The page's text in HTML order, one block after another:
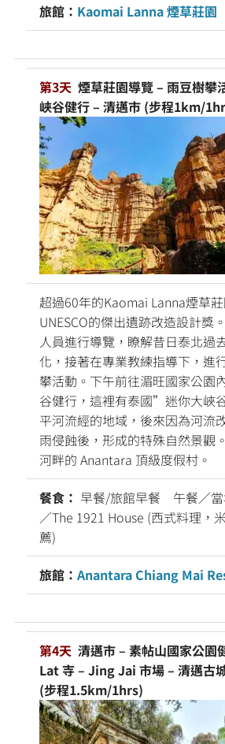
旅館： Kaomai Lanna 煙草莊園
第3天 煙草莊園導覽 – 雨豆樹攀
峽谷健行 – 清邁市 (步程1km/
超過60年的Kaomai Lanna煙草
UNESCO的傑出遺跡改造設計獎
人員進行導覽，瞭解昔日泰北過
化，接著在專業教練指導下，進
攀活動。下午前往湄旺國家公園
谷健行，這裡有泰國”迷你大峽
平河流經的地域，後來因為河流
雨侵蝕後，形成的特殊自然景觀
河畔的 Anantara 頂級度假村。
餐食： 早餐/旅館早餐 午餐／
／The 1921 House (西式料理，
薦)
旅館： Anantara Chiang Mai
第4天 清邁市 – 素帖山國家公園
Lat 寺 – Jing Jai 市場 – 清邁古
(步程1.5km/1hrs)